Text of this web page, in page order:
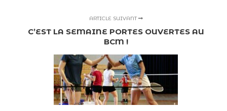
ARTICLE SUIVANT
C’EST LA SEMAINE PORTES OUVERTES AU
BCM !